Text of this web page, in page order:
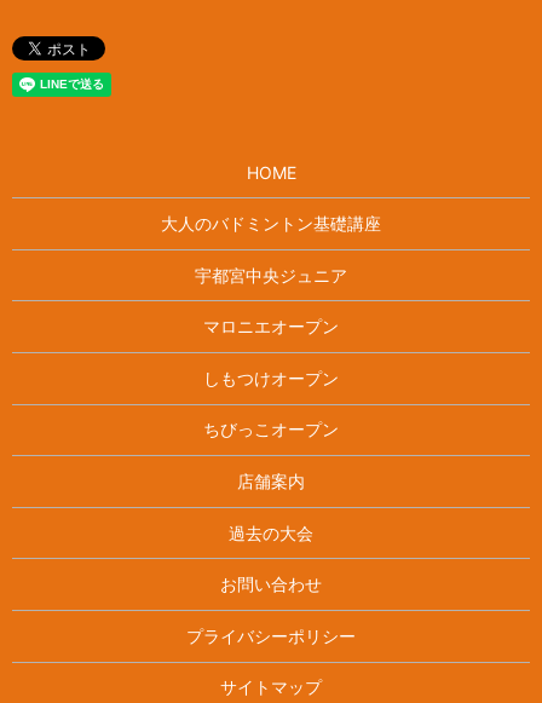
HOME
大人のバドミントン基礎講座
宇都宮中央ジュニア
マロニエオープン
しもつけオープン
ちびっこオープン
店舗案内
過去の大会
お問い合わせ
プライバシーポリシー
サイトマップ